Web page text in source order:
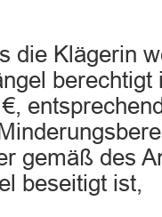
die Klägerin
berechtigt
gemäß des
beseitigt ist,